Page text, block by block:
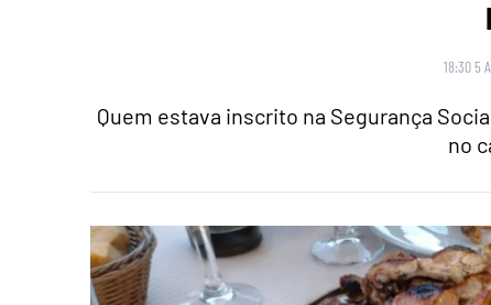
18:30 5
Quem estava inscrito na Segurança
no